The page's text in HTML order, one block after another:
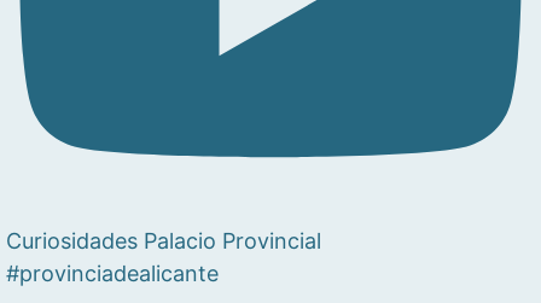
Curiosidades Palacio Provincial
#provinciadealicante